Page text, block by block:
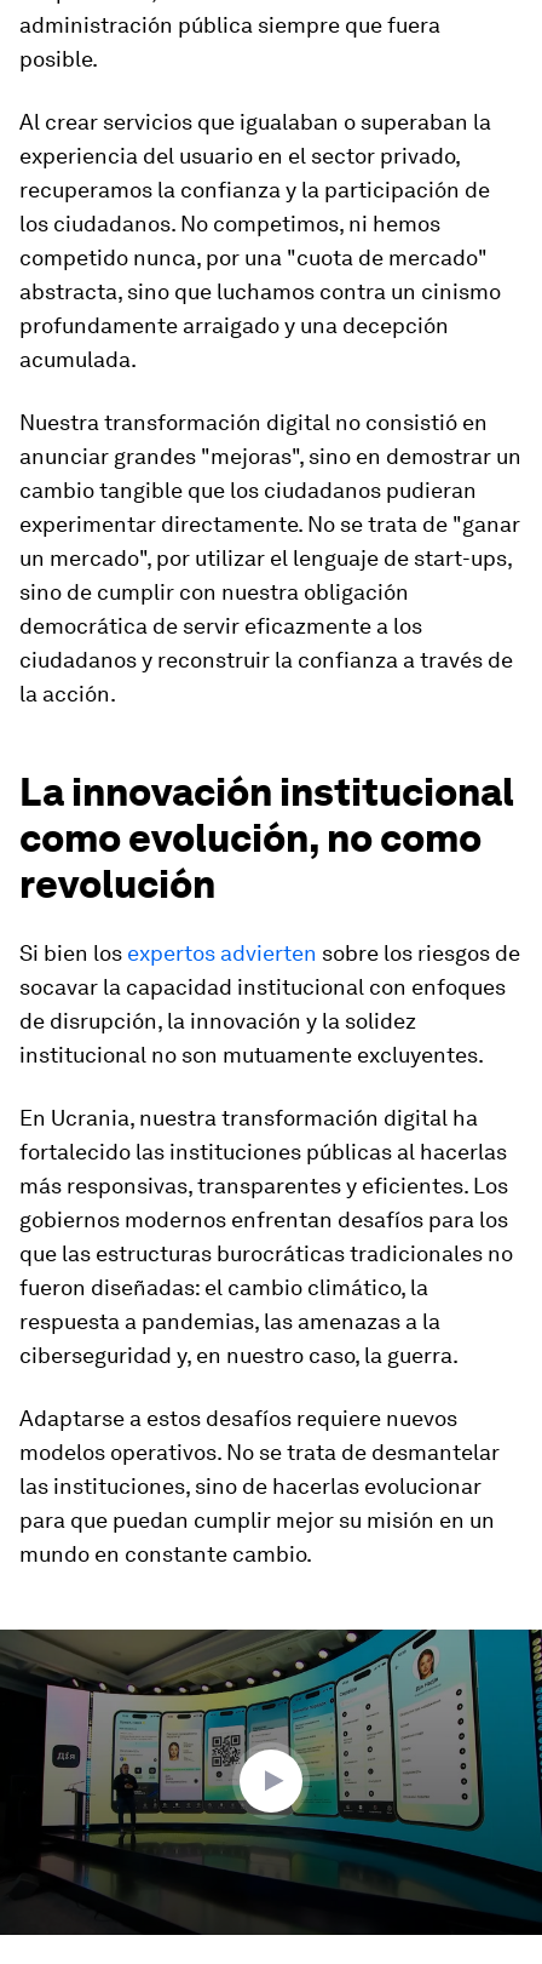
administración pública siempre que fuera
posible.
Al crear servicios que igualaban o superaban la
experiencia del usuario en el sector privado,
recuperamos la confianza y la participación de
los ciudadanos. No competimos, ni hemos
competido nunca, por una "cuota de mercado"
abstracta, sino que luchamos contra un cinismo
profundamente arraigado y una decepción
acumulada.
Nuestra transformación digital no consistió en
anunciar grandes "mejoras", sino en demostrar un
cambio tangible que los ciudadanos pudieran
experimentar directamente. No se trata de "ganar
un mercado", por utilizar el lenguaje de start-ups,
sino de cumplir con nuestra obligación
democrática de servir eficazmente a los
ciudadanos y reconstruir la confianza a través de
la acción.
La innovación institucional
como evolución, no como
revolución
Si bien los expertos advierten sobre los riesgos de
socavar la capacidad institucional con enfoques
de disrupción, la innovación y la solidez
institucional no son mutuamente excluyentes.
En Ucrania, nuestra transformación digital ha
fortalecido las instituciones públicas al hacerlas
más responsivas, transparentes y eficientes. Los
gobiernos modernos enfrentan desafíos para los
que las estructuras burocráticas tradicionales no
fueron diseñadas: el cambio climático, la
respuesta a pandemias, las amenazas a la
ciberseguridad y, en nuestro caso, la guerra.
Adaptarse a estos desafíos requiere nuevos
modelos operativos. No se trata de desmantelar
las instituciones, sino de hacerlas evolucionar
para que puedan cumplir mejor su misión en un
mundo en constante cambio.
seconds
1
minute,
seconds